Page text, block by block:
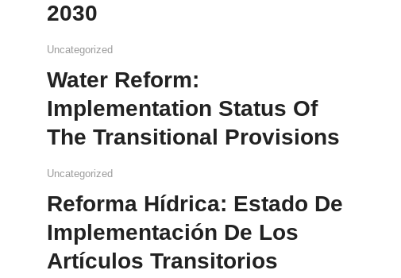
2030
Uncategorized
Water Reform:
Implementation Status Of
The Transitional Provisions
Uncategorized
Reforma Hídrica: Estado De
Implementación De Los
Artículos Transitorios